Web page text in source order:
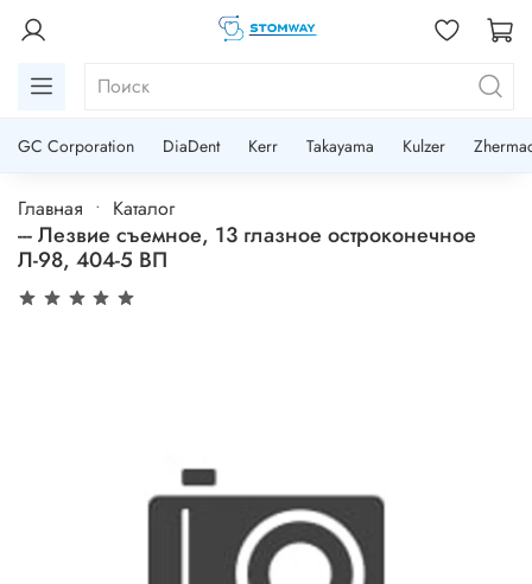
GC Corporation DiaDent Kerr Takayama Kulzer
Главная Каталог
--- Лезвие съемное, 13 глазное остроконечное
Л-98, 404-5 ВП